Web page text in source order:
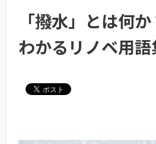
「撥水」とは何
わかるリノベ用語